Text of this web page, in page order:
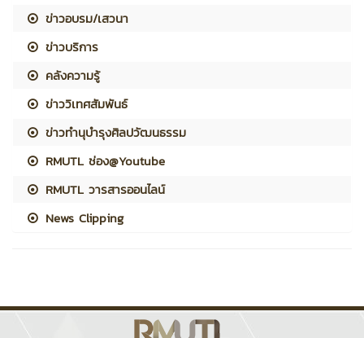
ข่าวอบรม/เสวนา
ข่าวบริการ
คลังความรู้
ข่าววิเทศสัมพันธ์
ข่าวทำนุบำรุงศิลปวัฒนธรรม
RMUTL ช่อง@Youtube
RMUTL วารสารออนไลน์
News Clipping